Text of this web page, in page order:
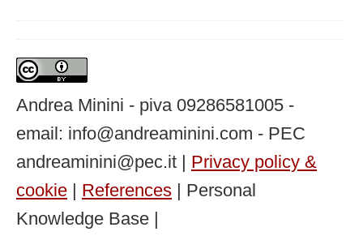
Andrea Minini - piva 09286581005 -
email: info@andreaminini.com - PEC
andreaminini@pec.it | Privacy policy &
cookie
References | Personal
Knowledge Base |